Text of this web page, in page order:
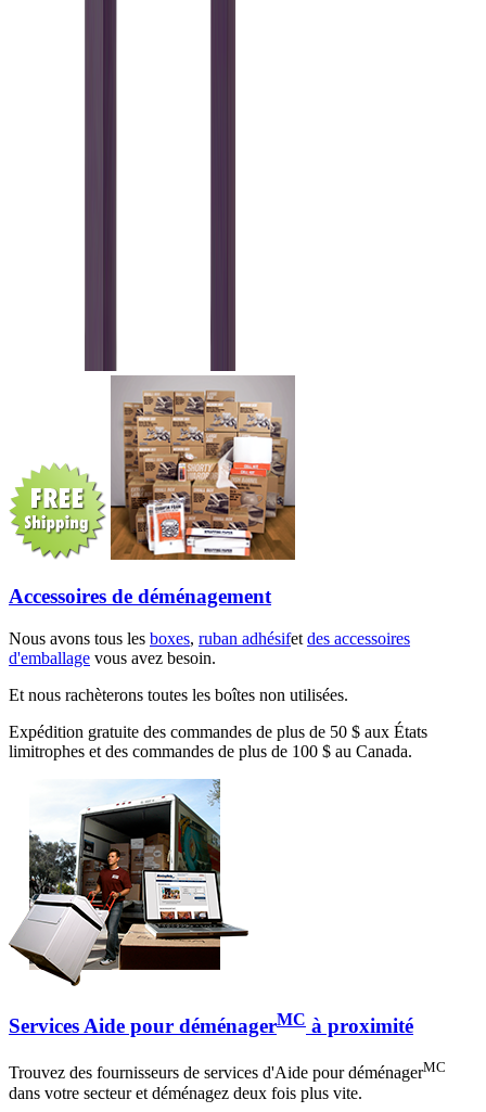
Accessoires de déménagement
Nous avons tous les boxes, ruban adhésifet des accessoires
d'emballage vous avez besoin.
Et nous rachèterons toutes les boîtes non utilisées.
Expédition gratuite des commandes de plus de 50 $ aux États
limitrophes et des commandes de plus de 100 $ au Canada.
Services Aide pour déménagerMC à proximité
Trouvez des fournisseurs de services d'Aide pour déménagerMC
dans votre secteur et déménagez deux fois plus vite.